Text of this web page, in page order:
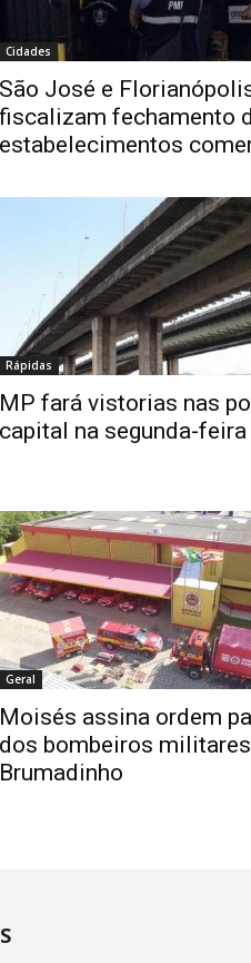
Cidades
São José e
fiscalizam fechamento
estabelecimentos
Rápidas
MP fará vistorias nas
capital na segunda-feira
Geral
Moisés assina ordem
dos bombeiros
Brumadinho